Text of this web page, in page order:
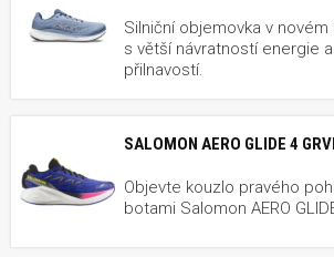
Silniční objemovka v novém
s větší návratností energie
přilnavostí.
SALOMON AERO GLIDE 4
Objevte kouzlo pravého
botami Salomon AERO